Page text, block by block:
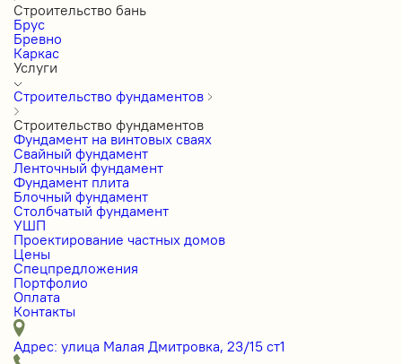
Строительство бань
Брус
Бревно
Каркас
Услуги
Строительство фундаментов
Строительство фундаментов
Фундамент на винтовых сваях
Свайный фундамент
Ленточный фундамент
Фундамент плита
Блочный фундамент
Столбчатый фундамент
УШП
Проектирование частных домов
Цены
Спецпредложения
Портфолио
Оплата
Контакты
Адрес: улица Малая Дмитровка, 23/15 ст1